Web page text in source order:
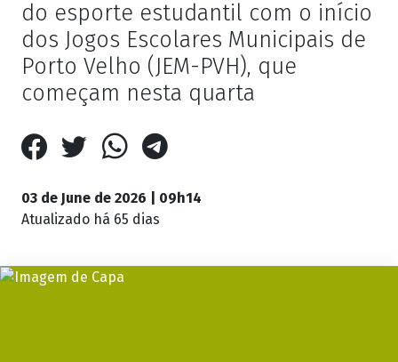
do esporte estudantil com o início
dos Jogos Escolares Municipais de
Porto Velho (JEM-PVH), que
começam nesta quarta
03 de June de 2026 | 09h14
Atualizado há 65 dias